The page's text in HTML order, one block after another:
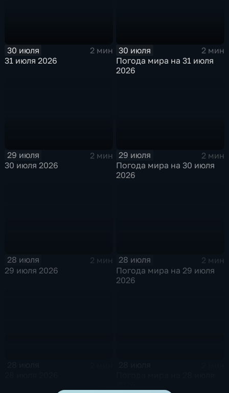
30 июля
2 мин
31 июля 2026
30 июля
2 мин
Погода мира на 31 июля
2026
29 июля
2 мин
30 июля 2026
29 июля
2 мин
Погода мира на 30 июля
2026
28 июля
2 мин
29 июля 2026
28 июля
2 мин
Погода мира на 29 июля
2026